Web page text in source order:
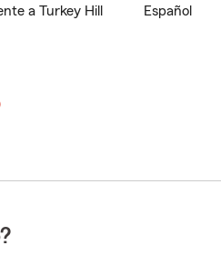
a Turkey Hill
Español